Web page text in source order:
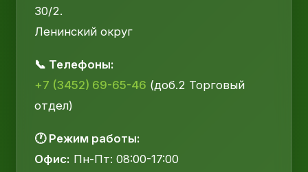
30/2.
Ленинский округ
📞 Телефоны:
+7 (3452) 69-65-46 (доб.2 Торговый
отдел)
🕐 Режим работы:
Офис: Пн-Пт: 08:00-17:00